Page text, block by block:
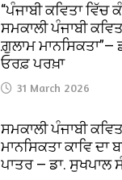
“ਪੰਜਾਬੀ ਕਵਿਤਾ ਵਿੱਚ
ਸਮਕਾਲੀ ਪੰਜਾਬੀ
ਗ਼ੁਲਾਮ ਮਾਨਸਿਕਤਾ”—
ਓਰਫ਼ ਪਰਖ਼ਾ
31 March 2026
ਸਮਕਾਲੀ ਪੰਜਾਬੀ
ਮਾਨਸਿਕਤਾ ਕਾਵਿ ਦਾ
ਪਾਤਰ — ਡਾ. ਸੁਖਪਾਲ